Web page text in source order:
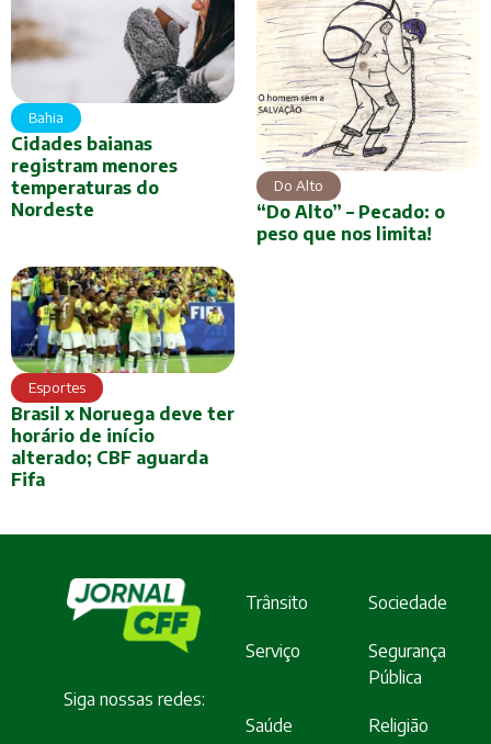
Bahia
Cidades baianas
registram menores
temperaturas do
Nordeste
Do Alto
“Do Alto” – Pecado: o
peso que nos limita!
Esportes
Brasil x Noruega deve ter
horário de início
alterado; CBF aguarda
Fifa
Siga nossas redes:
Trânsito Sociedade
Serviço
Segurança
Pública
Saúde Religião